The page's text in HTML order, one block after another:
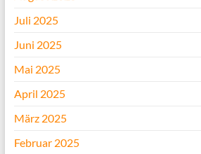
Juli 2025
Juni 2025
Mai 2025
April 2025
März 2025
Februar 2025